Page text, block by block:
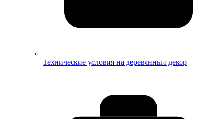
Технические условия на деревянный декор